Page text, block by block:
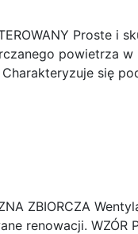
Proste
powietrza
się
ZBIORCZA
renowacji. WZÓR